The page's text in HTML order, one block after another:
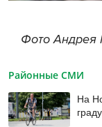
Фото Андрея
Районные СМИ
На